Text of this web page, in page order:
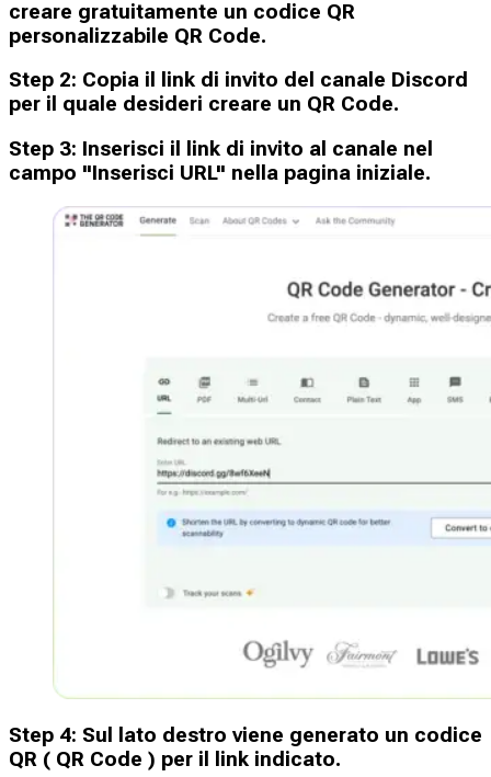
creare gratuitamente un codice QR
personalizzabile QR Code.
Step 2: Copia il link di invito del canale Discord
per il quale desideri creare un QR Code.
Step 3: Inserisci il link di invito al canale nel
campo "Inserisci URL" nella pagina iniziale.
Step 4: Sul lato destro viene generato un codice
QR ( QR Code ) per il link indicato.